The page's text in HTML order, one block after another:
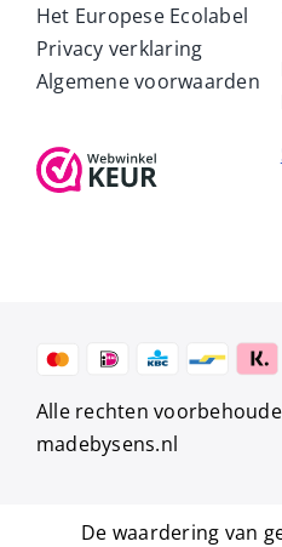
Het Europese Ecolabel
Privacy verklaring
Algemene voorwaarden
Alle rechten
madebysens.nl
De waardering van